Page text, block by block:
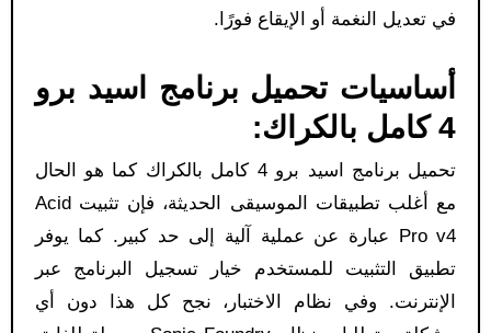
في تعديل النغمة أو الإيقاع فورًا.
أساسيات تحميل برنامج اسيد برو
4 كامل بالكراك:
تحميل برنامج اسيد برو 4 كامل بالكراك كما هو الحال
مع أغلب تطبيقات الموسيقى الحديثة، فإن تثبيت Acid
Pro v4 عبارة عن عملية آلية إلى حد كبير. كما يوفر
تطبيق التثبيت للمستخدم خيار تسجيل البرنامج عبر
الإنترنت. وفي نظام الاختبار، نجح كل هذا دون أي